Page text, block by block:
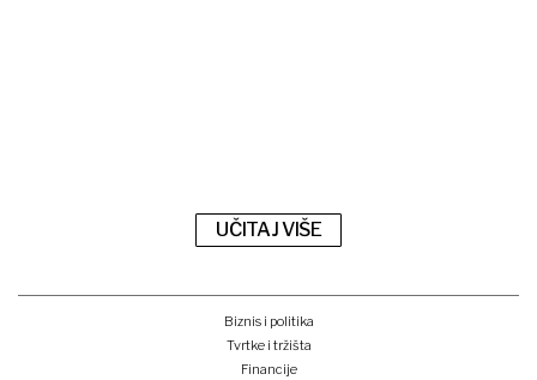
UČITAJ VIŠE
Biznis i politika
Tvrtke i tržišta
Financije